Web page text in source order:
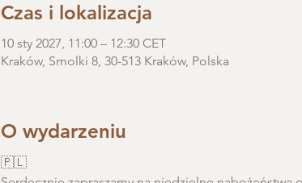
Czas i lokalizacja
10 sty 2027, 11:00 – 12:30 CET
Kraków, Smolki 8, 30-513 Kraków, Polska
O wydarzeniu
🇵🇱